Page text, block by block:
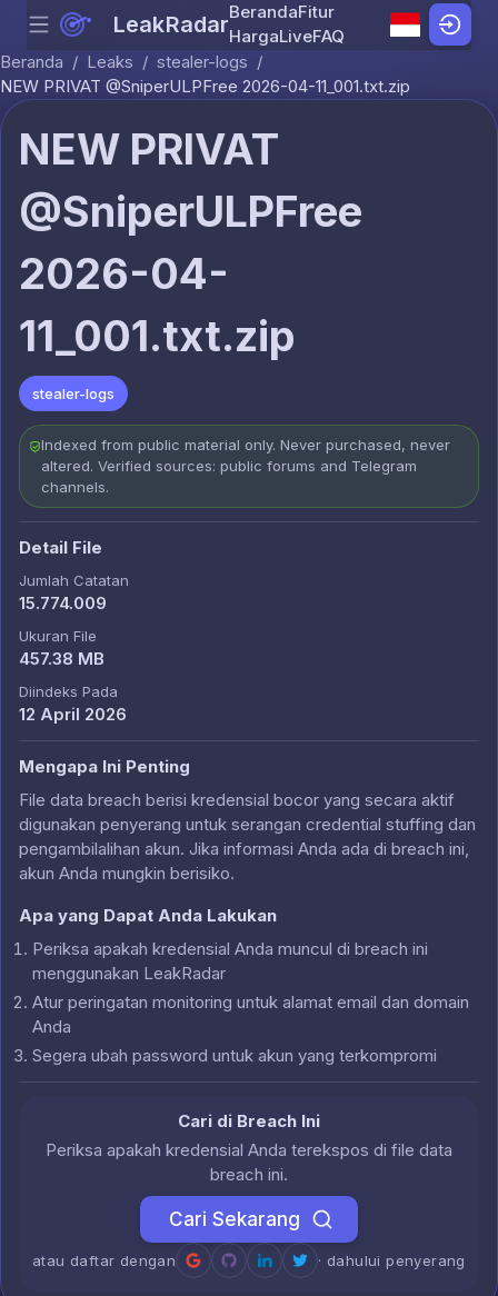
Skip to content
Menu LeakRadarBerandaFitur
HargaLiveFAQ
Beranda / Leaks / stealer-logs /
NEW PRIVAT @SniperULPFree 2026-04-11_001.txt.zip
NEW PRIVAT
@SniperULPFree
2026-04-
11_001.txt.zip
stealer-logs
Indexed from public material only. Never purchased, never
altered. Verified sources: public forums and Telegram
channels.
Detail File
Jumlah Catatan
15.774.009
Ukuran File
457.38 MB
Diindeks Pada
12 April 2026
Mengapa Ini Penting
File data breach berisi kredensial bocor yang secara aktif
digunakan penyerang untuk serangan credential stuffing dan
pengambilalihan akun. Jika informasi Anda ada di breach ini,
akun Anda mungkin berisiko.
Apa yang Dapat Anda Lakukan
Periksa apakah kredensial Anda muncul di breach ini
menggunakan LeakRadar
Atur peringatan monitoring untuk alamat email dan domain
Anda
Segera ubah password untuk akun yang terkompromi
Cari di Breach Ini
Periksa apakah kredensial Anda terekspos di file data
breach ini.
Cari Sekarang
atau daftar dengan · dahului penyerang